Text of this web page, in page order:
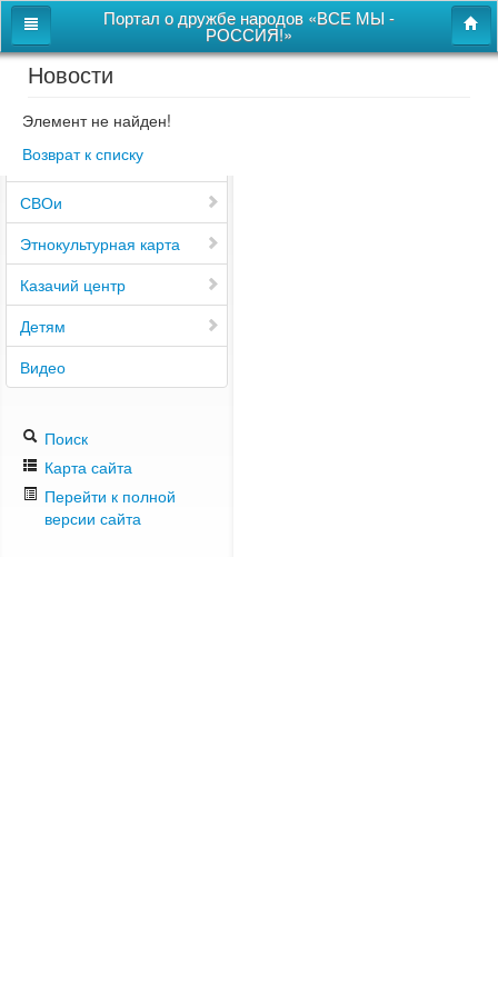
Портал о дружбе народов «ВСЕ МЫ -
РОССИЯ!»
Главная
Дом дружбы народов
Новости
СВОи
Этнокультурная карта
Казачий центр
Детям
Видео
Поиск
Карта сайта
Перейти к полной
версии сайта
Новости
Элемент не найден!
Возврат к списку